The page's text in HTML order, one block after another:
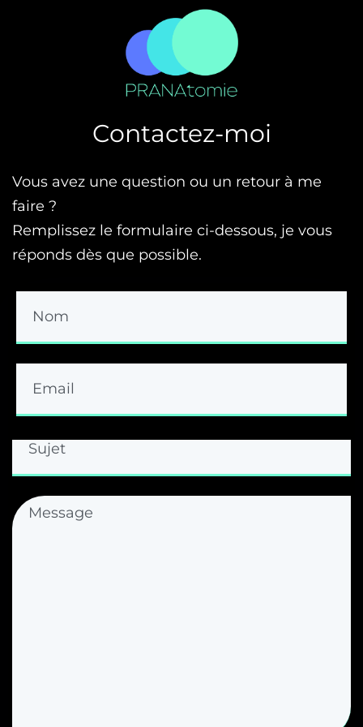
Contactez-moi
Vous avez une question ou un retour à me
faire ?
Remplissez le formulaire ci-dessous, je vous
réponds dès que possible.